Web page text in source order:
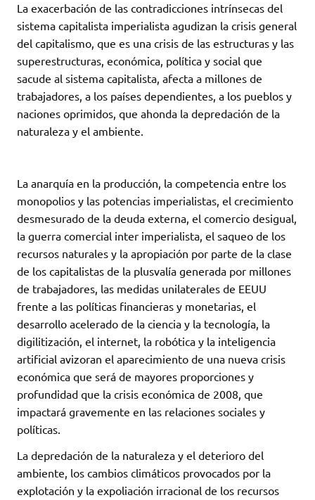
La exacerbación de las contradicciones intrínsecas del
sistema capitalista imperialista agudizan la crisis general
del capitalismo, que es una crisis de las estructuras y las
superestructuras, económica, política y social que
sacude al sistema capitalista, afecta a millones de
trabajadores, a los países dependientes, a los pueblos y
naciones oprimidos, que ahonda la depredación de la
naturaleza y el ambiente.
La anarquía en la producción, la competencia entre los
monopolios y las potencias imperialistas, el crecimiento
desmesurado de la deuda externa, el comercio desigual,
la guerra comercial inter imperialista, el saqueo de los
recursos naturales y la apropiación por parte de la clase
de los capitalistas de la plusvalía generada por millones
de trabajadores, las medidas unilaterales de EEUU
frente a las políticas financieras y monetarias, el
desarrollo acelerado de la ciencia y la tecnología, la
digilitización, el internet, la robótica y la inteligencia
artificial avizoran el aparecimiento de una nueva crisis
económica que será de mayores proporciones y
profundidad que la crisis económica de 2008, que
impactará gravemente en las relaciones sociales y
políticas.
La depredación de la naturaleza y el deterioro del
ambiente, los cambios climáticos provocados por la
explotación y la expoliación irracional de los recursos